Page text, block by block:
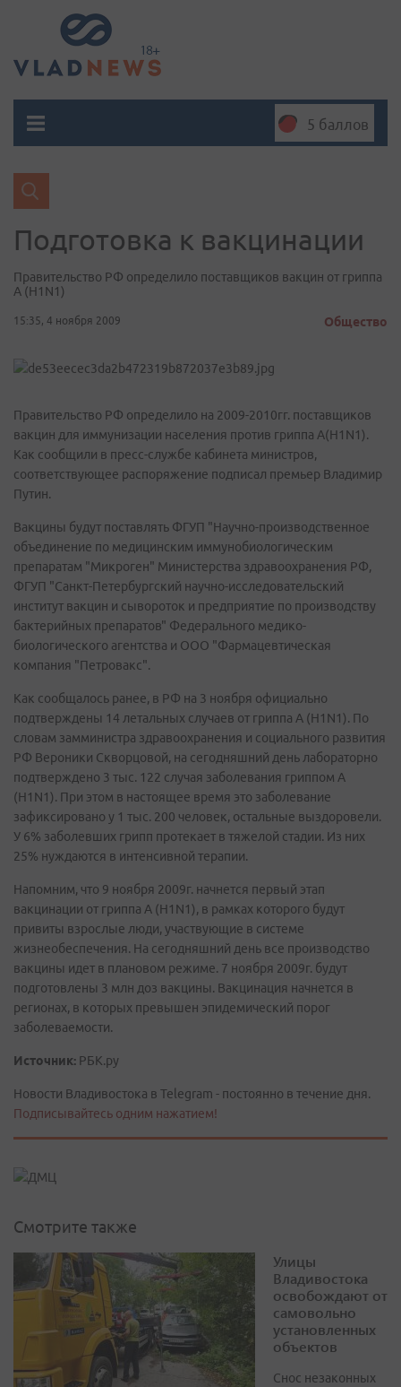
5 баллов
Подготовка к вакцинации
Правительство РФ определило поставщиков вакцин от гриппа
A (H1N1)
15:35, 4 ноября 2009 Общество
Правительство РФ определило на 2009-2010гг. поставщиков
вакцин для иммунизации населения против гриппа А(H1N1).
Как сообщили в пресс-службе кабинета министров,
соответствующее распоряжение подписал премьер Владимир
Путин.
Вакцины будут поставлять ФГУП "Научно-производственное
объединение по медицинским иммунобиологическим
препаратам "Микроген" Министерства здравоохранения РФ,
ФГУП "Санкт-Петербургский научно-исследовательский
институт вакцин и сывороток и предприятие по производству
бактерийных препаратов" Федерального медико-
биологического агентства и ООО "Фармацевтическая
компания "Петровакс".
Как сообщалось ранее, в РФ на 3 ноября официально
подтверждены 14 летальных случаев от гриппа А (H1N1). По
словам замминистра здравоохранения и социального развития
РФ Вероники Скворцовой, на сегодняшний день лабораторно
подтверждено 3 тыс. 122 случая заболевания гриппом А
(H1N1). При этом в настоящее время это заболевание
зафиксировано у 1 тыс. 200 человек, остальные выздоровели.
У 6% заболевших грипп протекает в тяжелой стадии. Из них
25% нуждаются в интенсивной терапии.
Напомним, что 9 ноября 2009г. начнется первый этап
вакцинации от гриппа А (H1N1), в рамках которого будут
привиты взрослые люди, участвующие в системе
жизнеобеспечения. На сегодняшний день все производство
вакцины идет в плановом режиме. 7 ноября 2009г. будут
подготовлены 3 млн доз вакцины. Вакцинация начнется в
регионах, в которых превышен эпидемический порог
заболеваемости.
Источник: РБК.ру
Новости Владивостока в Telegram - постоянно в течение дня.
Подписывайтесь одним нажатием!
Смотрите также
Улицы
Владивостока
освобождают от
самовольно
установленных
объектов
Снос незаконных